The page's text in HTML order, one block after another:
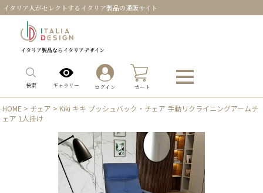
イタリア人がセレクトするイタリア製品の通販サイト
イタリア製品ならイタリアデザイン
検索 ギャラリー ログイン カート
HOME > チェア > Kiki キキ プッシュバック・チェア 手動リクライニングアームチ
ェア 1人掛け